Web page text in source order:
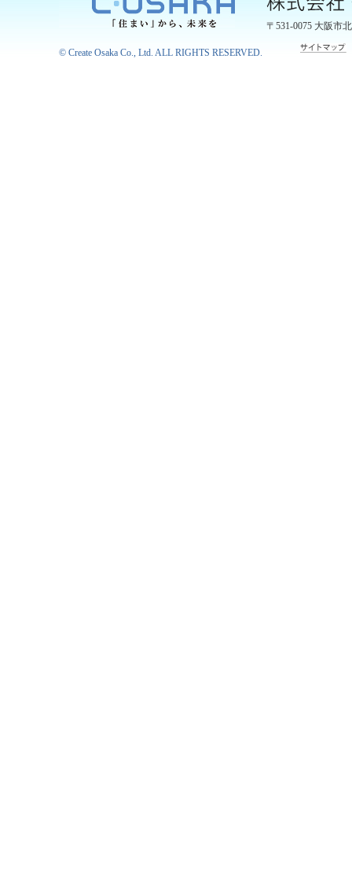
〒531-0075 大阪市
© Create Osaka Co., Ltd. ALL RIGHTS RESERVED.